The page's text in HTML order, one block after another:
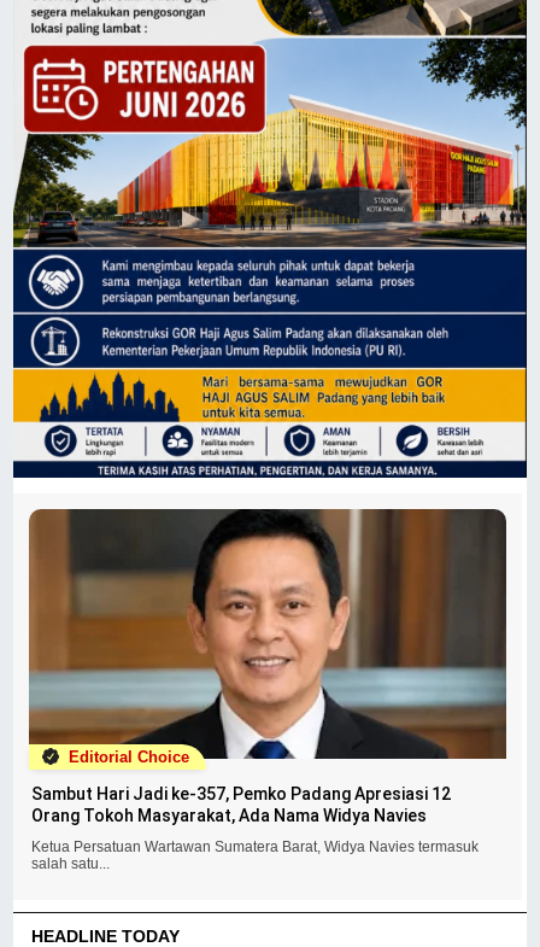
Editorial Choice
Sambut Hari Jadi ke-357, Pemko Padang Apresiasi 12
Orang Tokoh Masyarakat, Ada Nama Widya Navies
Ketua Persatuan Wartawan Sumatera Barat, Widya Navies termasuk
salah satu...
HEADLINE TODAY